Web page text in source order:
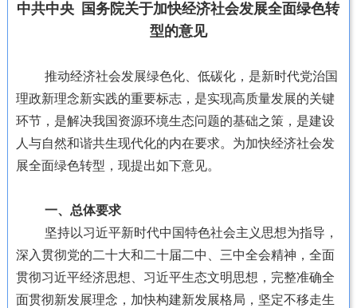
中共中央 国务院关于加快经济社会发展全面绿色转
型的意见
推动经济社会发展绿色化、低碳化，是新时代党治国
理政新理念新实践的重要标志，是实现高质量发展的关键
环节，是解决我国资源环境生态问题的基础之策，是建设
人与自然和谐共生现代化的内在要求。为加快经济社会发
展全面绿色转型，现提出如下意见。
一、总体要求
坚持以习近平新时代中国特色社会主义思想为指导，
深入贯彻党的二十大和二十届二中、三中全会精神，全面
贯彻习近平经济思想、习近平生态文明思想，完整准确全
面贯彻新发展理念，加快构建新发展格局，坚定不移走生